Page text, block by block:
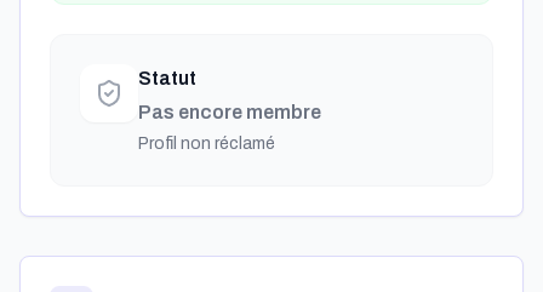
Statut
Pas encore membre
Profil non réclamé